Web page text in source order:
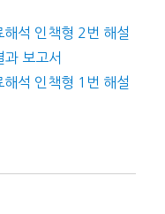
석 인책형 2번 해설
과 보고서
석 인책형 1번 해설